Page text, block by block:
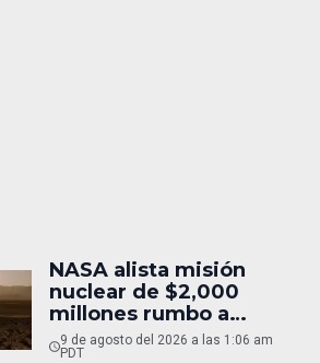
NASA alista misión
nuclear de $2,000
millones rumbo a
Marte
9 de agosto del 2026 a las 1:06 am
PDT